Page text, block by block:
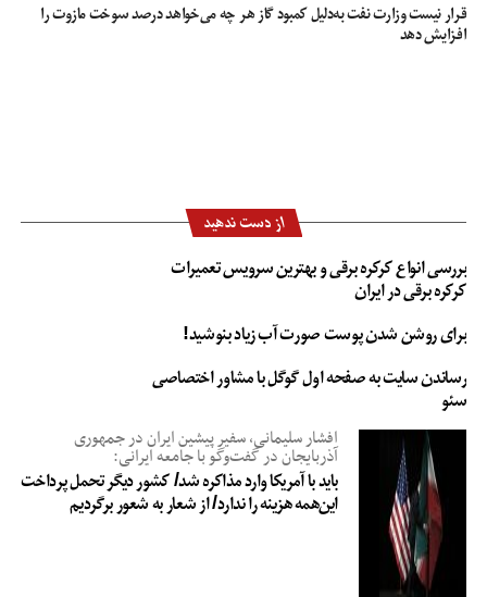
قرار نیست وزارت نفت به‌دلیل کمبود گاز هر چه می‌خواهد درصد سوخت مازوت را
افزایش دهد
از دست ندهید
بررسی انواع کرکره برقی و بهترین سرویس تعمیرات
کرکره برقی در ایران
برای روشن شدن پوست صورت آب زیاد بنوشید!
رساندن سایت به صفحه اول گوگل با مشاور اختصاصی
سئو
افشار سلیمانی، سفیر پیشین ایران در جمهوری
آذربایجان در گفت‌وگو با جامعه ایرانی:
باید با آمریکا وارد مذاکره شد/ کشور دیگر تحمل پرداخت
این‌همه هزینه را ندارد/ از شعار به شعور برگردیم